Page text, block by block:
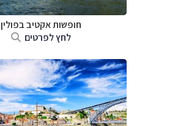
חופשות אקטיב בפולין
לחץ לפרטים